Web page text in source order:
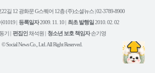
타
램
트
유
튜
길 12 광화문 G스퀘어 12층 (주)소셜뉴스 | 02-3789-8900
01019 | 등록일자2009. 11. 10 | 최초 발행일2010. 02. 02
기 | 편집인채석원 | 청소년 보호 책임자손기영
© Social News Co., Ltd. All Right Reserved.